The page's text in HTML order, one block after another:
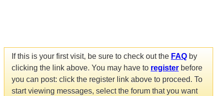
If this is your first visit, be sure to check out the FAQ by
clicking the link above. You may have to register before
you can post: click the register link above to proceed. To
start viewing messages, select the forum that you want